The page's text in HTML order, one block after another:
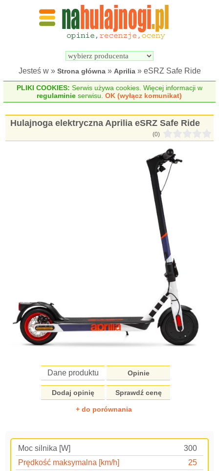
Wyszukiwarka
elektrycznych
Jesteś w » Strona główna» Aprilia» eSRZ Safe Ride
PLIKI COOKIES: Serwis używa cookies. Więcej informacji w
regulaminie serwisu.OK (wyłącz komunikat)
Hulajnoga elektryczna Aprilia eSRZ Safe Ride
(0)
Dane produktu Opinie
Dodaj opinię Sprawdź cenę
+ do porównania
Moc silnika [W]
300
Prędkość maksymalna [km/h]
25